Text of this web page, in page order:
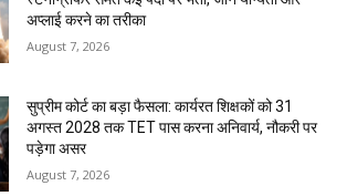
अप्लाई करने का तरीका
August 7, 2026
सुप्रीम कोर्ट का बड़ा फैसला: कार्यरत शिक्षकों को 31
अगस्त 2028 तक TET पास करना अनिवार्य, नौकरी पर
पड़ेगा असर
August 7, 2026